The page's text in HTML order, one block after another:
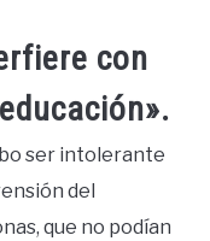
con
ser intolerante
del
que no podían